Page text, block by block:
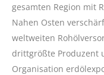
gesamten Region mit
Nahen Osten
weltweiten
drittgrößte Produzent
Organisation